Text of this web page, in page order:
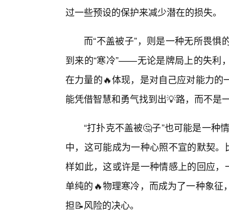
过一些预设的保护来减少潜在的损失。
而“不盖被子”，则是一种无所畏
到来的“寒冷”——无论是牌局上的失利
在力量的🔥体现，是对自己应对能力
能凭借智慧和勇气找到出💡路，而不是
“打扑克不盖被🤔子”也可能是一种
中，这可能成为一种心照不宣的默契
样如此，这或许是一种情感上的回应
单纯的🔥物理寒冷，而成为了一种象
担📝风险的决心。